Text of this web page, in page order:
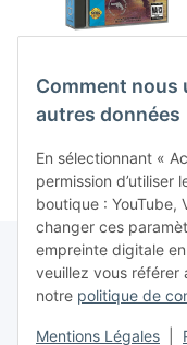
Comment nous
autres données
En sélectionnant «
permission d’utiliser
boutique : YouTube,
changer ces
empreinte digitale
veuillez vous référer
notre politique de
Mentions Légales
Lethal Enforcers
(complet) (très bon
état) - Mega CD
89,99 €*